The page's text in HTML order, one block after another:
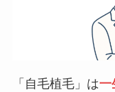
「自毛植毛」は一